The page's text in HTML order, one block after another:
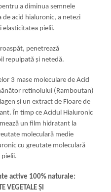
a diminua semnele
acid hialuronic, a netezi
elasticitatea pielii.
penetrează
repulpată și netedă.
3 mase moleculare de Acid
retinolului (Ramboutan)
și un extract de Floare de
În timp ce Acidul Hialuronic
un film hidratant la
moleculară medie
cu greutate moleculară
active 100% naturale:
VEGETALE ȘI